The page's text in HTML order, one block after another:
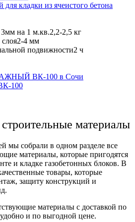
кладки из ячеистого бетона
на 1 м.кв.2,2-2,5 кг
2-4 мм
подвижности2 ч
100
материалы
мы собрали в одном разделе все
материалы, которые пригодятся
и кладке газобетонных блоков. В
товары, которые
защиту конструкций и
материалы с доставкой по
и по выгодной цене.